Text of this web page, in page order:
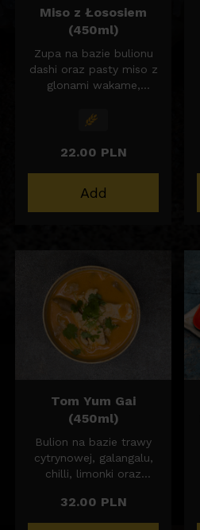
Miso z Łososiem
(450ml)
Zupa na bazie bulionu
dashi oraz pasty miso z
glonami wakame,
sezamem.
22.00 PLN
Add
Tom Yum Gai
(450ml)
Bulion na bazie trawy
cytrynowej, galangalu,
chilli, limonki oraz
boczniakiem i
kurczakiem.
32.00 PLN